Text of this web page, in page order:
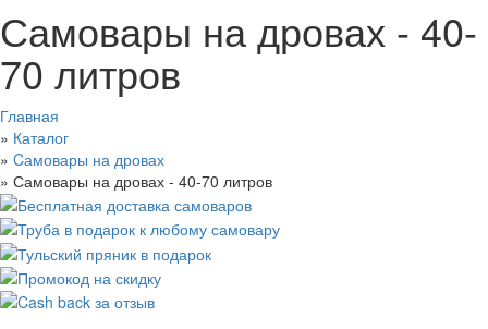
Самовары на дровах - 40-
70 литров
Главная
» Каталог
» Cамовары на дровах
» Самовары на дровах - 40-70 литров